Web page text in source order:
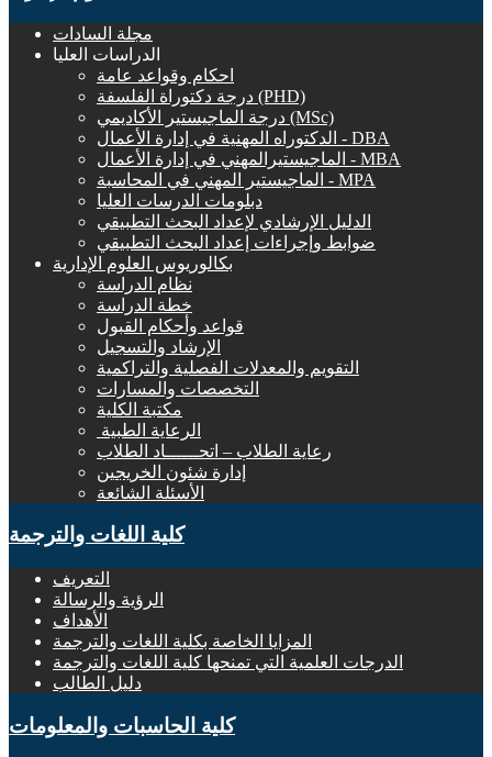
مجلة السادات
الدراسات العليا
احكام وقواعد عامة
درجة دكتوراة الفلسفة (PHD)
درجة الماجيستير الأكاديمي (MSc)
الدكتوراه المهنية في إدارة الأعمال - DBA
الماجيستيرالمهني في إدارة الأعمال - MBA
الماجيستير المهني في المحاسبة - MPA
دبلومات الدرسات العليا
الدليل الإرشادي لإعداد البحث التطبيقي
ضوابط وإجراءات إعداد البحث التطبيقي
بكالوريوس العلوم الإدارية
نظام الدراسة
خطة الدراسة
قواعد وأحكام القبول
الإرشاد والتسجيل
التقويم والمعدلات الفصلية والتراكمية
التخصصات والمسارات
مكتبة الكلية
الرعاية الطبية ‏
رعاية الطلاب – اتحــــــاد الطلاب
إدارة شئون الخريجين
الأسئلة الشائعة
كلية اللغات والترجمة
التعريف
الرؤية والرسالة
الأهداف
المزايا الخاصة بكلية اللغات والترجمة
الدرجات العلمية التي تمنحها كلية اللغات والترجمة
دليل الطالب
كلية الحاسبات والمعلومات